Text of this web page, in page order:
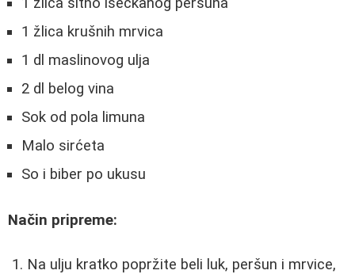
1 žlica krušnih mrvica
1 dl maslinovog ulja
2 dl belog vina
Sok od pola limuna
Malo sirćeta
So i biber po ukusu
Način pripreme:
Na ulju kratko popržite beli luk, peršun i mrvice,